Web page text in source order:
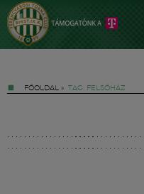
FŐOLDAL » TAG: FELSŐHÁZ